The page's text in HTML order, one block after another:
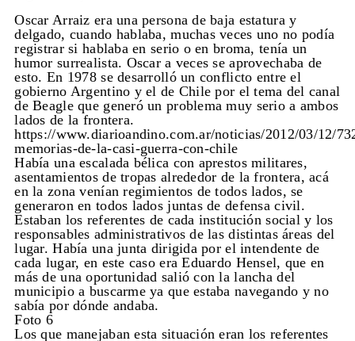
Oscar Arraiz era una persona de baja estatura y
delgado, cuando hablaba, muchas veces uno no podía
registrar si hablaba en serio o en broma, tenía un
humor surrealista. Oscar a veces se aprovechaba de
esto. En 1978 se desarrolló un conflicto entre el
gobierno Argentino y el de Chile por el tema del canal
de Beagle que generó un problema muy serio a ambos
lados de la frontera.
https://www.diarioandino.com.ar/noticias/2012/03/12/
memorias-de-la-casi-guerra-con-chile
Había una escalada bélica con aprestos militares,
asentamientos de tropas alrededor de la frontera, acá
en la zona venían regimientos de todos lados, se
generaron en todos lados juntas de defensa civil.
Estaban los referentes de cada institución social y los
responsables administrativos de las distintas áreas del
lugar. Había una junta dirigida por el intendente de
cada lugar, en este caso era Eduardo Hensel, que en
más de una oportunidad salió con la lancha del
municipio a buscarme ya que estaba navegando y no
sabía por dónde andaba.
Foto 6
Los que manejaban esta situación eran los referentes